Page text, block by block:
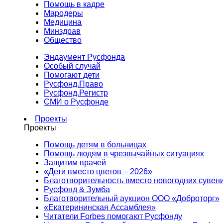
Помощь в кадре
Мародеры
Медицина
Минздрав
Общество
Эндаумент Русфонда
Особый случай
Помогают дети
Русфонд.Право
Русфонд.Регистр
СМИ о Русфонде
Проекты
Проекты
Помощь детям в больницах
Помощь людям в чрезвычайных ситуациях
Защитим врачей
«Дети вместо цветов – 2026»
Благотворительность вместо новогодних
Русфонд & Зумба
Благотворительный аукцион ООО «Доброторг»
«Екатерининская Ассамблея»
Читатели Forbes помогают Русфонду